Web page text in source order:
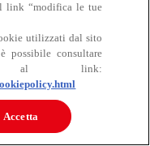
link “modifica le tue
utilizzati dal sito
possibile consultare
al link:
Accetta